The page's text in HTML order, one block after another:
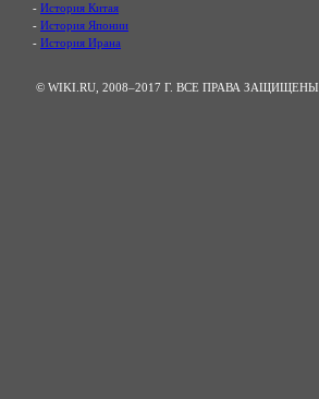
- История Китая
- История Японии
- История Ирана
© WIKI.RU, 2008–2017 Г. ВСЕ ПРАВА ЗАЩИЩЕНЫ.